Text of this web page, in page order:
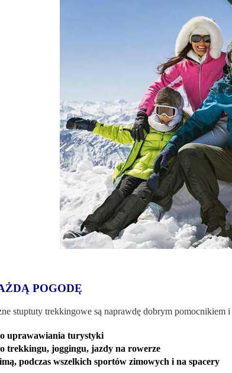
POGODĘ
stuptuty trekkingowe są naprawdę dobrym pomocnikiem i
uprawawiania turystyki
trekkingu, joggingu, jazdy na rowerze
podczas wszelkich sportów zimowych i na spacery